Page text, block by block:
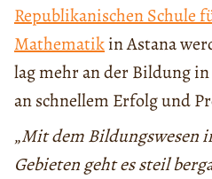
Republikanischen Schule
Mathematikin Astana
lag mehr an der Bildung
an schnellem Erfolg und
„Mit dem Bildungswesen
Gebieten geht es steil